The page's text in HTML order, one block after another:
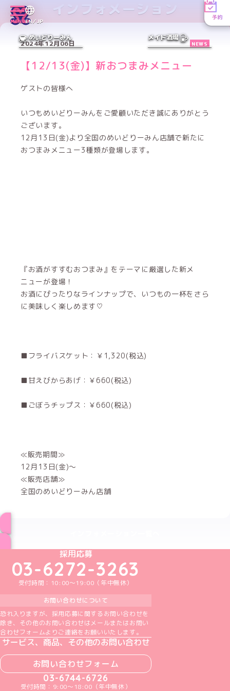
MENUEN／JP
予約
めいどりーみん メイド酒場
インフォメーション
2024年12月06日 NEWS
【12/13(金)】新おつまみメニュー
ゲストの皆様へ
いつもめいどりーみんをご愛顧いただき誠にありがとう
ございます。
12月13日(金)より全国のめいどりーみん店舗で新たに
おつまみメニュー3種類が登場します。
『お酒がすすむおつまみ』をテーマに厳選した新メ
ニューが登場！
お酒にぴったりなラインナップで、いつもの一杯をさら
に美味しく楽しめます♡
■フライバスケット：￥1,320(税込)
■甘えびからあげ：￥660(税込)
■ごぼうチップス：￥660(税込)
≪販売期間≫
12月13日(金)～
≪販売店舗≫
全国のめいどりーみん店舗
めいどりーみんTikTok公式アカウント
めいどりーみんX公式アカウント
めいどりーみんInstagram公式アカウント
めいどりーみんFacebook公式アカウン
めいどりーみんYouTube公式アカ
採用応募
03-6272-3263
受付時間：10:00～19:00（年中無休）
お問い合わせについて
恐れ入りますが、採用応募に関するお問い合わせを
除き、その他のお問い合わせはメールまたはお問い
合わせフォームよりご連絡をお願いいたします。
サービス、商品、その他のお問い合わせ
お問い合わせフォーム
03-6744-6726
受付時間：9:00～18:00（年中無休）